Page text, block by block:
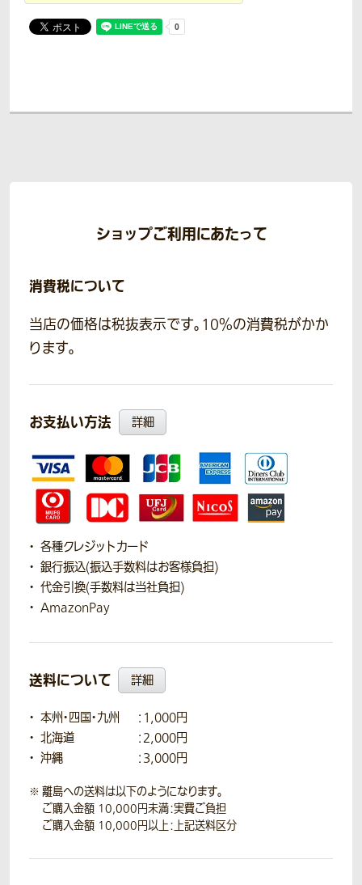
ショップご利用にあたって
消費税について
当店の価格は税抜表示です。10％の消費税がかか
ります。
お支払い方法 詳細
各種クレジットカード
銀行振込(振込手数料はお客様負担)
代金引換(手数料は当社負担)
AmazonPay
送料について 詳細
本州・四国・九州
：1,000円
北海道
：2,000円
沖縄
：3,000円
離島への送料は以下のようになります。
ご購入金額 10,000円未満：実費ご負担
ご購入金額 10,000円以上：上記送料区分